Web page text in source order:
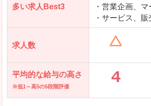
多い求人Best3
・営業企画、
・サービス、販
求人数
平均的な給与の高さ
※低1～高5の5段階評価